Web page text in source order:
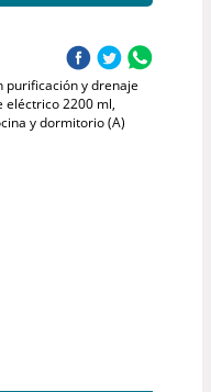
purificación y drenaje
eléctrico 2200 ml,
y dormitorio (A)